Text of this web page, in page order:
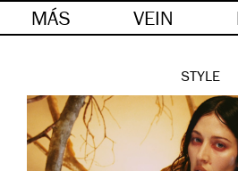
MÁS VEIN
STYLE